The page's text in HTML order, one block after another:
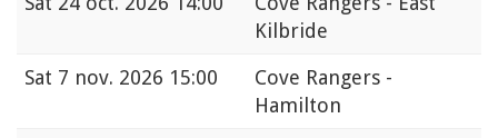
Kilbride
Sat 7 nov. 2026 15:00
Cove Rangers -
Hamilton